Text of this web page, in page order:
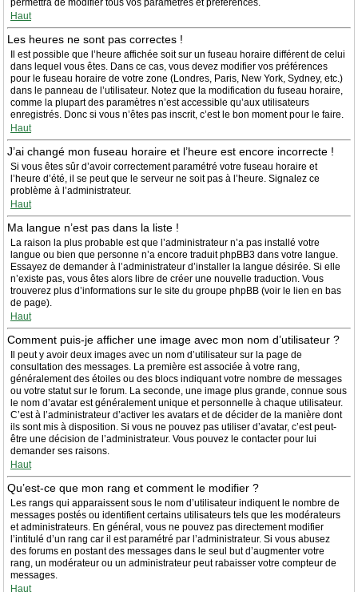
permettra de modifier tous vos paramètres et préférences.
Haut
Les heures ne sont pas correctes !
Il est possible que l’heure affichée soit sur un fuseau horaire différent de celui
dans lequel vous êtes. Dans ce cas, vous devez modifier vos préférences
pour le fuseau horaire de votre zone (Londres, Paris, New York, Sydney, etc.)
dans le panneau de l’utilisateur. Notez que la modification du fuseau horaire,
comme la plupart des paramètres n’est accessible qu’aux utilisateurs
enregistrés. Donc si vous n’êtes pas inscrit, c’est le bon moment pour le faire.
Haut
J’ai changé mon fuseau horaire et l’heure est encore incorrecte !
Si vous êtes sûr d’avoir correctement paramétré votre fuseau horaire et
l’heure d’été, il se peut que le serveur ne soit pas à l’heure. Signalez ce
problème à l’administrateur.
Haut
Ma langue n’est pas dans la liste !
La raison la plus probable est que l’administrateur n’a pas installé votre
langue ou bien que personne n’a encore traduit phpBB3 dans votre langue.
Essayez de demander à l’administrateur d’installer la langue désirée. Si elle
n’existe pas, vous êtes alors libre de créer une nouvelle traduction. Vous
trouverez plus d’informations sur le site du groupe phpBB (voir le lien en bas
de page).
Haut
Comment puis-je afficher une image avec mon nom d’utilisateur ?
Il peut y avoir deux images avec un nom d’utilisateur sur la page de
consultation des messages. La première est associée à votre rang,
généralement des étoiles ou des blocs indiquant votre nombre de messages
ou votre statut sur le forum. La seconde, une image plus grande, connue sous
le nom d’avatar est généralement unique et personnelle à chaque utilisateur.
C’est à l’administrateur d’activer les avatars et de décider de la manière dont
ils sont mis à disposition. Si vous ne pouvez pas utiliser d’avatar, c’est peut-
être une décision de l’administrateur. Vous pouvez le contacter pour lui
demander ses raisons.
Haut
Qu’est-ce que mon rang et comment le modifier ?
Les rangs qui apparaissent sous le nom d’utilisateur indiquent le nombre de
messages postés ou identifient certains utilisateurs tels que les modérateurs
et administrateurs. En général, vous ne pouvez pas directement modifier
l’intitulé d’un rang car il est paramétré par l’administrateur. Si vous abusez
des forums en postant des messages dans le seul but d’augmenter votre
rang, un modérateur ou un administrateur peut rabaisser votre compteur de
messages.
Haut